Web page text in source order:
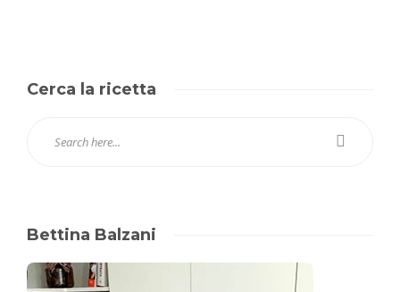
Cerca la ricetta
Bettina Balzani